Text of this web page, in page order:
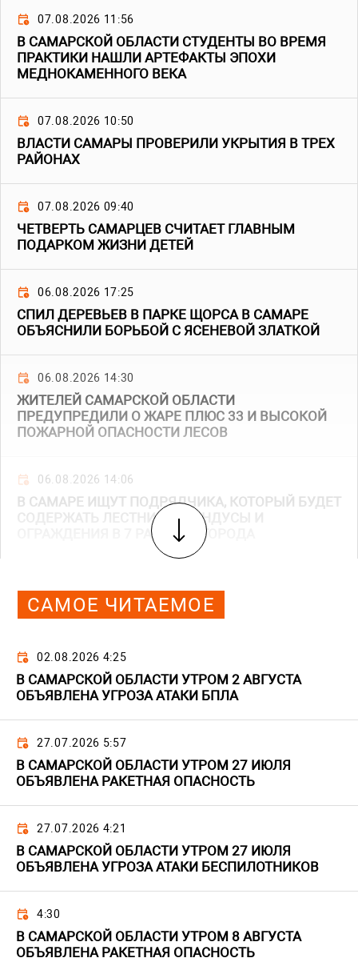
07.08.2026 11:56
В САМАРСКОЙ ОБЛАСТИ СТУДЕНТЫ ВО ВРЕМЯ
ПРАКТИКИ НАШЛИ АРТЕФАКТЫ ЭПОХИ
МЕДНОКАМЕННОГО ВЕКА
07.08.2026 10:50
ВЛАСТИ САМАРЫ ПРОВЕРИЛИ УКРЫТИЯ В ТРЕХ
РАЙОНАХ
07.08.2026 09:40
ЧЕТВЕРТЬ САМАРЦЕВ СЧИТАЕТ ГЛАВНЫМ
ПОДАРКОМ ЖИЗНИ ДЕТЕЙ
06.08.2026 17:25
СПИЛ ДЕРЕВЬЕВ В ПАРКЕ ЩОРСА В САМАРЕ
ОБЪЯСНИЛИ БОРЬБОЙ С ЯСЕНЕВОЙ ЗЛАТКОЙ
06.08.2026 14:30
ЖИТЕЛЕЙ САМАРСКОЙ ОБЛАСТИ
ПРЕДУПРЕДИЛИ О ЖАРЕ ПЛЮС 33 И ВЫСОКОЙ
ПОЖАРНОЙ ОПАСНОСТИ ЛЕСОВ
06.08.2026 14:06
В САМАРЕ ИЩУТ ПОДРЯДЧИКА, КОТОРЫЙ БУДЕТ
СОДЕРЖАТЬ ЛЕСТНИЦЫ, ПАНДУСЫ И
ОГРАЖДЕНИЯ В 7 РАЙОНАХ ГОРОДА
САМОЕ ЧИТАЕМОЕ
02.08.2026 4:25
В САМАРСКОЙ ОБЛАСТИ УТРОМ 2 АВГУСТА
ОБЪЯВЛЕНА УГРОЗА АТАКИ БПЛА
27.07.2026 5:57
В САМАРСКОЙ ОБЛАСТИ УТРОМ 27 ИЮЛЯ
ОБЪЯВЛЕНА РАКЕТНАЯ ОПАСНОСТЬ
27.07.2026 4:21
В САМАРСКОЙ ОБЛАСТИ УТРОМ 27 ИЮЛЯ
ОБЪЯВЛЕНА УГРОЗА АТАКИ БЕСПИЛОТНИКОВ
4:30
В САМАРСКОЙ ОБЛАСТИ УТРОМ 8 АВГУСТА
ОБЪЯВЛЕНА РАКЕТНАЯ ОПАСНОСТЬ